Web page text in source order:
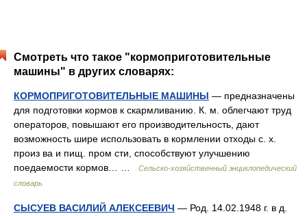
Смотреть что такое "кормоприготовительные
машины" в других словарях:
КОРМОПРИГОТОВИТЕЛЬНЫЕ МАШИНЫ — предназначены
для подготовки кормов к скармливанию. К. м. облегчают труд
операторов, повышают его производительность, дают
возможность шире использовать в кормлении отходы с. х.
произ ва и пищ. пром сти, способствуют улучшению
поедаемости кормов… …
Сельско-хозяйственный энциклопедический
словарь
СЫСУЕВ ВАСИЛИЙ АЛЕКСЕЕВИЧ — Род. 14.02.1948 г. в д.